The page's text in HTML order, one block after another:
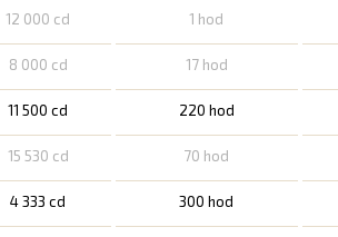
12 000 cd 1 hod
8 000 cd 17 hod
11 500 cd 220 hod
15 530 cd 70 hod
4 333 cd 300 hod